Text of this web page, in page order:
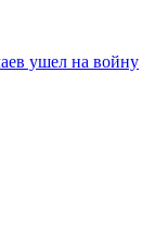
ушел на войну